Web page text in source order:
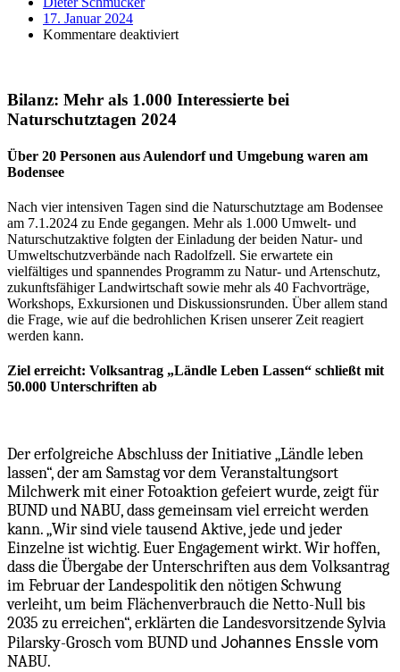
17. Januar 2024
Kommentare deaktiviertfür
Bilanz: Mehr als 1.000 Interessierte bei
Naturschutztagen 2024
Über 20 Personen aus Aulendorf und Umgebung waren am
Bodensee
Nach vier intensiven Tagen sind die Naturschutztage am Bodensee
am 7.1.2024 zu Ende gegangen. Mehr als 1.000 Umwelt- und
Naturschutzaktive folgten der Einladung der beiden Natur- und
Umweltschutzverbände nach Radolfzell. Sie erwartete ein
vielfältiges und spannendes Programm zu Natur- und Artenschutz,
zukunftsfähiger Landwirtschaft sowie mehr als 40 Fachvorträge,
Workshops, Exkursionen und Diskussionsrunden. Über allem stand
die Frage, wie auf die bedrohlichen Krisen unserer Zeit reagiert
werden kann.
Ziel erreicht: Volksantrag „Ländle Leben Lassen“ schließt mit
50.000 Unterschriften ab
Der erfolgreiche Abschluss der Initiative „Ländle leben
lassen“, der am Samstag vor dem Veranstaltungsort
Milchwerk mit einer Fotoaktion gefeiert wurde, zeigt für
BUND und NABU, dass gemeinsam viel erreicht werden
kann. „Wir sind viele tausend Aktive, jede und jeder
Einzelne ist wichtig. Euer Engagement wirkt. Wir hoffen,
dass die Übergabe der Unterschriften aus dem Volksantrag
im Februar der Landespolitik den nötigen Schwung
verleiht, um beim Flächenverbrauch die Netto-Null bis
2035 zu erreichen“, erklärten die Landesvorsitzende Sylvia
Pilarsky-Grosch vom BUND und Johannes Enssle vom
NABU.